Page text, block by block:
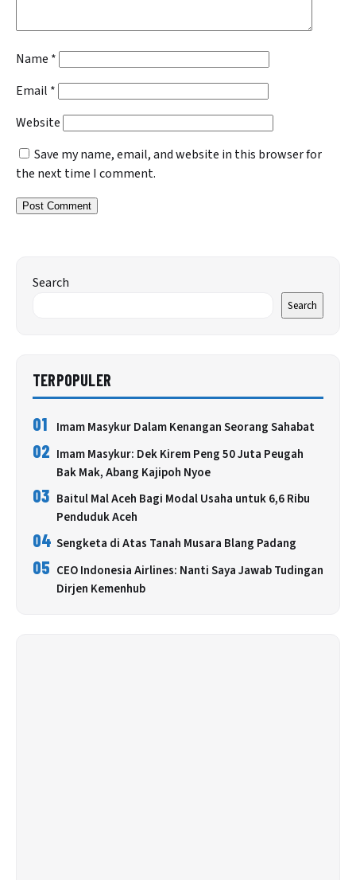
Name *
Email *
Website
Save my name, email, and website in this browser for
the next time I comment.
Search
Search
TERPOPULER
01 Imam Masykur Dalam Kenangan Seorang Sahabat
02 Imam Masykur: Dek Kirem Peng 50 Juta Peugah
Bak Mak, Abang Kajipoh Nyoe
03 Baitul Mal Aceh Bagi Modal Usaha untuk 6,6 Ribu
Penduduk Aceh
04 Sengketa di Atas Tanah Musara Blang Padang
05 CEO Indonesia Airlines: Nanti Saya Jawab Tudingan
Dirjen Kemenhub